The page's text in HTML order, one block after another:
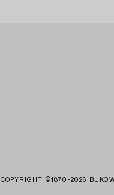
COPYRIGHT ©1870-2026